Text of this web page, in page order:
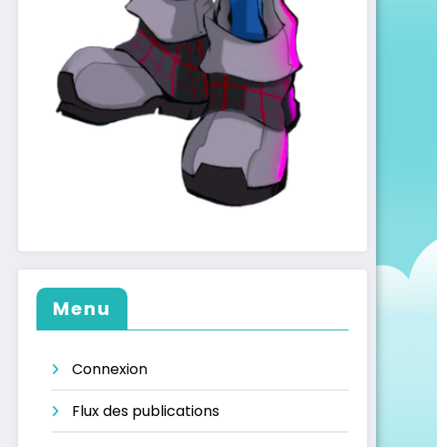
Menu
Connexion
Flux des publications